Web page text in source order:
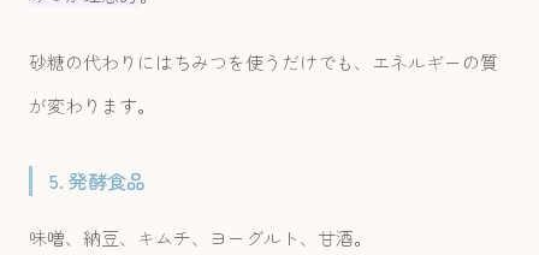
砂糖の代わりにはちみつを使うだけでも、エネルギーの質
が変わります。
5. 発酵食品
味噌、納豆、キムチ、ヨーグルト、甘酒。